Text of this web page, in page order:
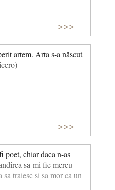
>>>
artem. Arta s-a născut
>>>
poet, chiar daca n-as
sa-mi fie mereu
traiesc si sa mor ca un